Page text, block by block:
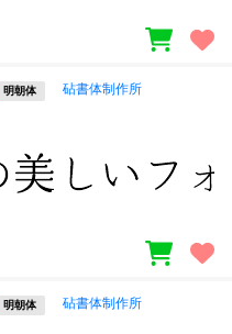
明朝体 砧書体制作所
明朝体 砧書体制作所